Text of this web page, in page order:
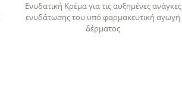
Ενυδατική Κρέμα για τις αυξημένες ανάγκες
ενυδάτωσης του υπό φαρμακευτική αγωγή
δέρματος